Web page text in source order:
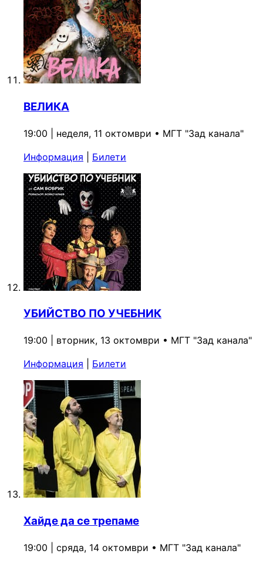
ВЕЛИКА
19:00 | неделя, 11 октомври • МГТ "Зад канала"
Информация
Билети
УБИЙСТВО ПО УЧЕБНИК
19:00 | вторник, 13 октомври • МГТ "Зад канала"
Информация
Билети
Хайде да се трепаме
19:00 | сряда, 14 октомври • МГТ "Зад канала"